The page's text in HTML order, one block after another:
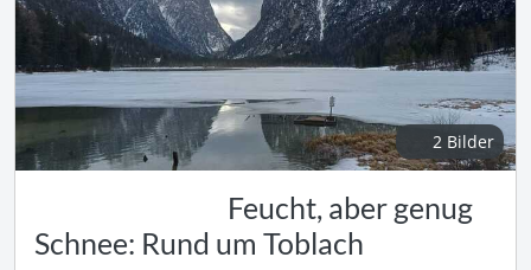
2 Bilder
Feucht, aber genug
Schnee: Rund um Toblach